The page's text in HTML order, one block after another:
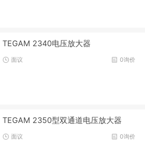
TEGAM 2340电压放大器
0询价
面议
TEGAM 2350型双通道电压放大器
0询价
面议